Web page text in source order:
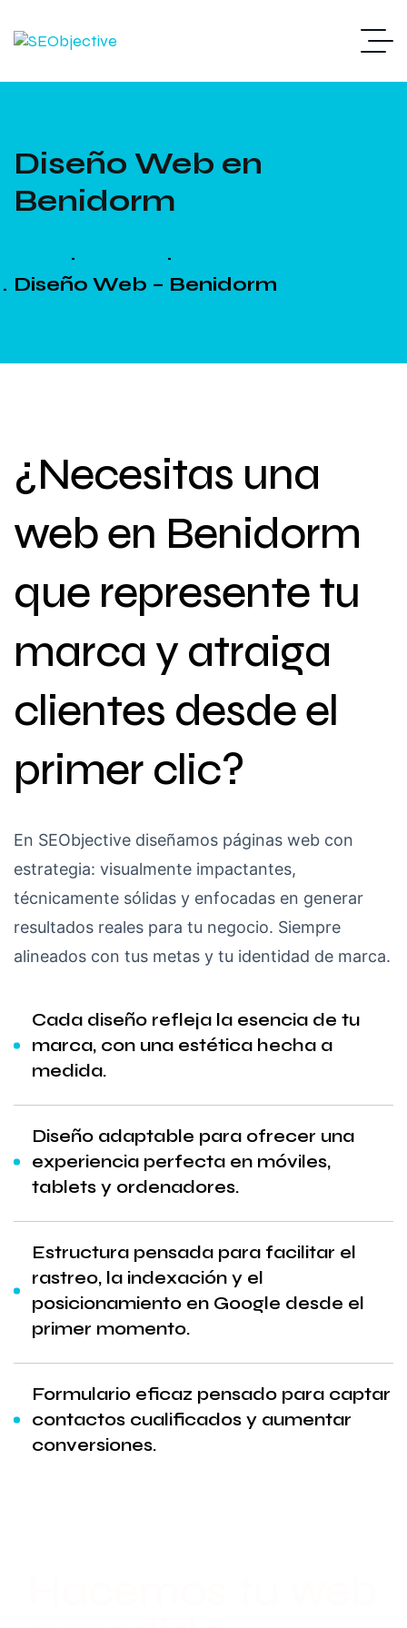
Diseño Web en
Benidorm
Home Servicios
Diseño Web – Benidorm
¿Necesitas una
web en Benidorm
que represente tu
marca y atraiga
clientes desde el
primer clic?
En SEObjective diseñamos páginas web con
estrategia: visualmente impactantes,
técnicamente sólidas y enfocadas en generar
resultados reales para tu negocio. Siempre
alineados con tus metas y tu identidad de marca.
Cada diseño refleja la esencia de tu
marca, con una estética hecha a
medida.
Diseño adaptable para ofrecer una
experiencia perfecta en móviles,
tablets y ordenadores.
Estructura pensada para facilitar el
rastreo, la indexación y el
posicionamiento en Google desde el
primer momento.
Formulario eficaz pensado para captar
contactos cualificados y aumentar
conversiones.